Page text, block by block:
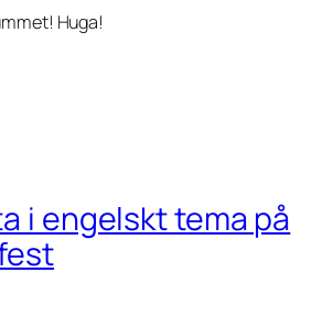
Huga!
i engelskt tema på